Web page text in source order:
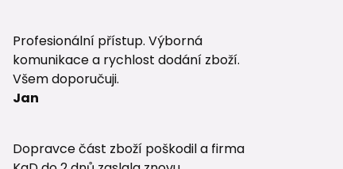
Profesionální přístup. Výborná
komunikace a rychlost dodání zboží.
Všem doporučuji.
Jan
Dopravce část zboží poškodil a firma